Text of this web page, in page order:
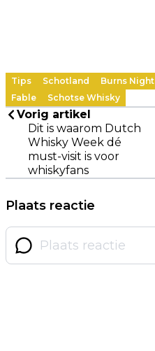
Tips Schotland Burns Night
Fable
Schotse Whisky
Vorig artikel
Dit is waarom Dutch
Whisky Week dé
must-visit is voor
whiskyfans
Plaats reactie